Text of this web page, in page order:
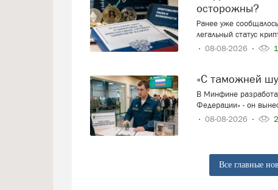
осторожны?
Ранее уже
легальный статус
08-08-2026
«С таможней
В Минфине
Федерации» - он
08-08-2026
Все главные